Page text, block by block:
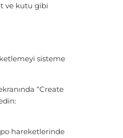
ve kutu gibi
sisteme
“Create
hareketlerinde